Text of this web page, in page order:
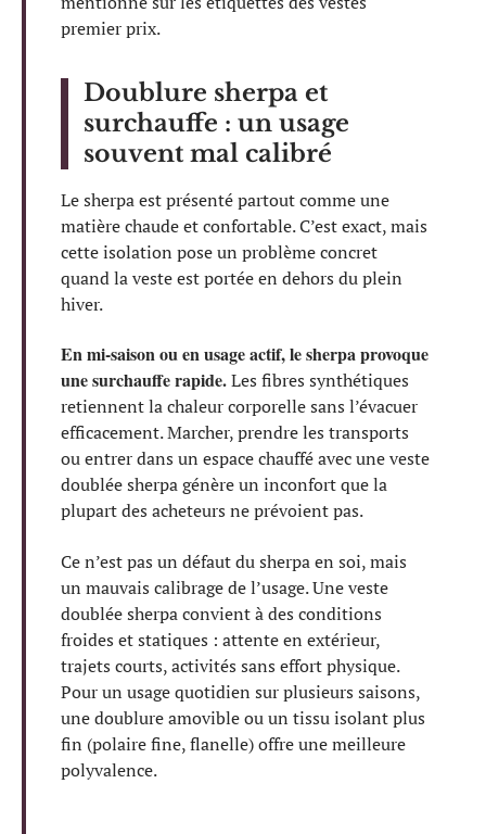
premier prix.
Doublure sherpa et
surchauffe : un usage
souvent mal calibré
Le sherpa est présenté partout comme une
matière chaude et confortable. C’est exact, mais
cette isolation pose un problème concret
quand la veste est portée en dehors du plein
hiver.
En mi-saison ou en usage actif, le sherpa provoque
une surchauffe rapide.Les fibres synthétiques
retiennent la chaleur corporelle sans l’évacuer
efficacement. Marcher, prendre les transports
ou entrer dans un espace chauffé avec une veste
doublée sherpa génère un inconfort que la
plupart des acheteurs ne prévoient pas.
Ce n’est pas un défaut du sherpa en soi, mais
un mauvais calibrage de l’usage. Une veste
doublée sherpa convient à des conditions
froides et statiques : attente en extérieur,
trajets courts, activités sans effort physique.
Pour un usage quotidien sur plusieurs saisons,
une doublure amovible ou un tissu isolant plus
fin (polaire fine, flanelle) offre une meilleure
polyvalence.